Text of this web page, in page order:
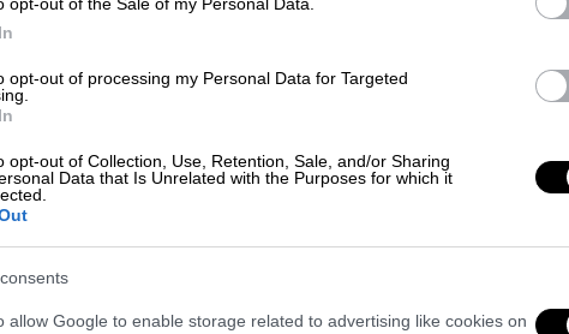
opt-out of processing my Personal Data for Targeted
opt-out of Collection, Use, Retention, Sale, and/or Sharing
Data that Is Unrelated with the Purposes for which it
allow Google to enable storage related to advertising like cookies on